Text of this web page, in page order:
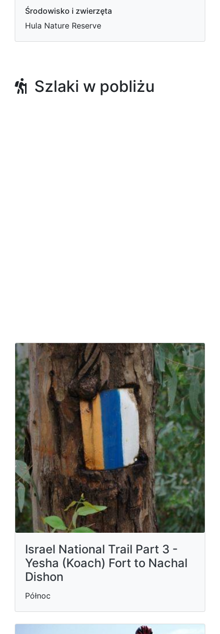
Środowisko i zwierzęta
Hula Nature Reserve
Szlaki w pobliżu
Israel National Trail Part 3 -
Yesha (Koach) Fort to Nachal
Dishon
Północ